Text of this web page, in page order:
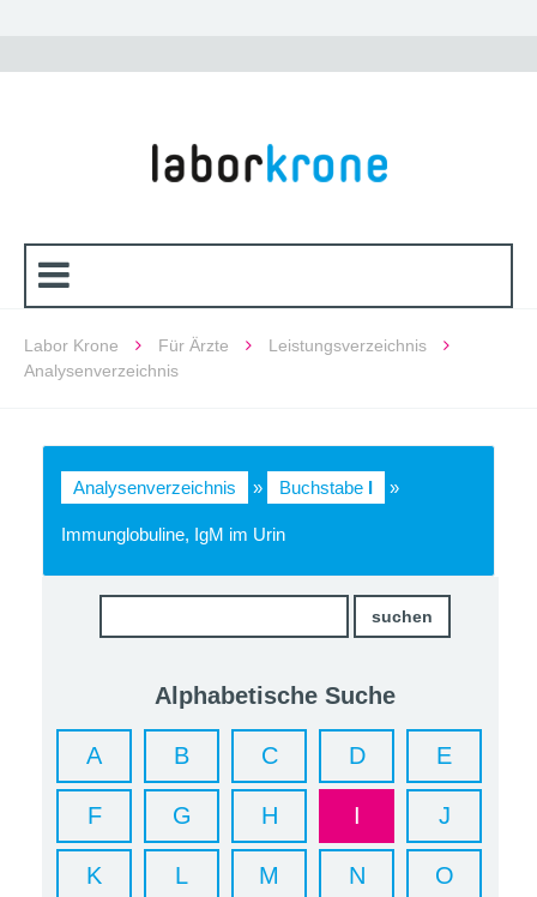
Labor Krone Für Ärzte
Leistungsverzeichnis
Analysenverzeichnis
Analysenverzeichnis » Buchstabe I »
Immunglobuline, IgM im Urin
Alphabetische Suche
A B C D E
F G H I J
K L M N O